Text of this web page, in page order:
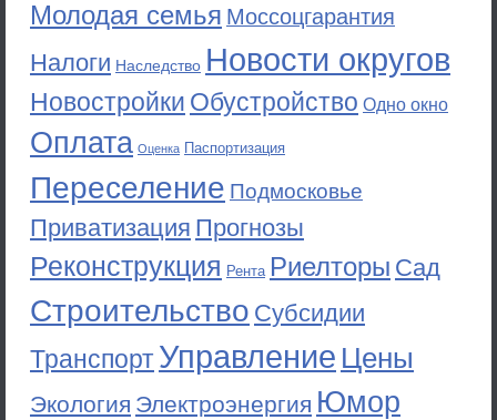
Молодая семья Моссоцгарантия
Налоги Наследство Новости округов
Новостройки Обустройство Одно окно
Оплата Оценка Паспортизация
Переселение Подмосковье
Приватизация Прогнозы
Реконструкция Рента Риелторы Сад
Строительство Субсидии
ТранспортУправление Цены
Экология Электроэнергия Юмор